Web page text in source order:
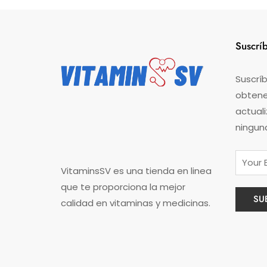
VitaminsSV es una tienda en linea
que te proporciona la mejor
calidad en vitaminas y medicinas.